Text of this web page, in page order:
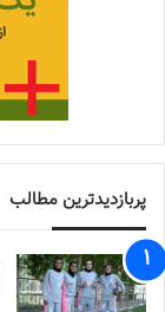
پربازدیدترین مطالب